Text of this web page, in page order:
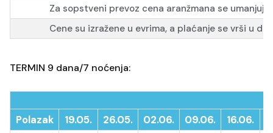
Za sopstveni prevoz cena aranžmana se
Cene su izražene u evrima, a plaćanje se vrši u
TERMIN 9 dana/7 noćenja:
Polazak 19.05. 26.05. 02.06. 09.06. 16.06.